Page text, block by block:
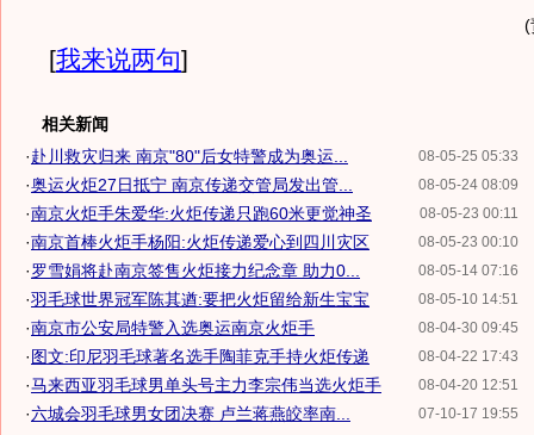
(
[我来说两句]
相关新闻
08-05-25 05:33
·赴川救灾归来 南京"80"后女特警成为奥运...
08-05-24 08:09
·奥运火炬27日抵宁 南京传递交管局发出管...
08-05-23 00:11
·南京火炬手朱爱华:火炬传递只跑60米更觉神圣
08-05-23 00:10
·南京首棒火炬手杨阳:火炬传递爱心到四川灾区
08-05-14 07:16
·罗雪娟将赴南京签售火炬接力纪念章 助力0...
08-05-10 14:51
·羽毛球世界冠军陈其遒:要把火炬留给新生宝宝
08-04-30 09:45
·南京市公安局特警入选奥运南京火炬手
08-04-22 17:43
·图文:印尼羽毛球著名选手陶菲克手持火炬传递
08-04-20 12:51
·马来西亚羽毛球男单头号主力李宗伟当选火炬手
07-10-17 19:55
·六城会羽毛球男女团决赛 卢兰蒋燕皎率南...